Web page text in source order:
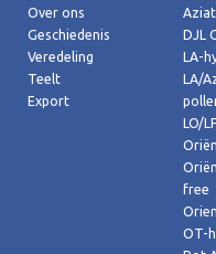
Over ons
Geschiedenis
Veredeling
Teelt
Export
DJL
LA-
LA/
LO/LF
free
OT-